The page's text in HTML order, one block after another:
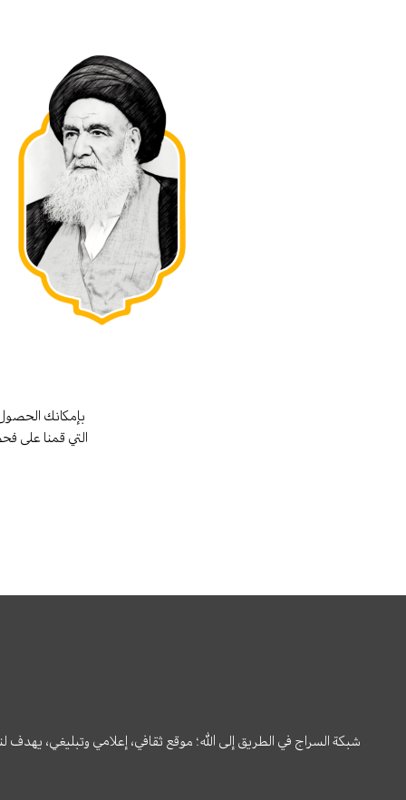
بإمكانك
التي قمنا على
شبكة السراج في الطريق إلى الله؛ موقع ثقافي، إعلامي وتبليغي،